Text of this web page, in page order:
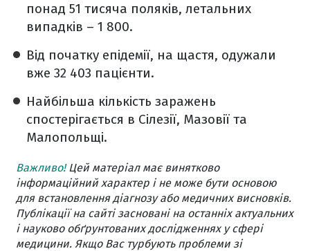
понад 51 тисяча поляків, летальних
випадків – 1 800.
Від початку епідемії, на щастя, одужали
вже 32 403 пацієнти.
Найбільша кількість заражень
спостерігається в Сілезії, Мазовії та
Малопольщі.
Важливо!Цей матеріал має винятково
інформаційний характер і не може бути основою
для встановлення діагнозу або медичних висновків.
Публікації на сайті засновані на останніх актуальних
і науково обґрунтованих дослідженнях у сфері
медицини. Якщо Вас турбують проблеми зі